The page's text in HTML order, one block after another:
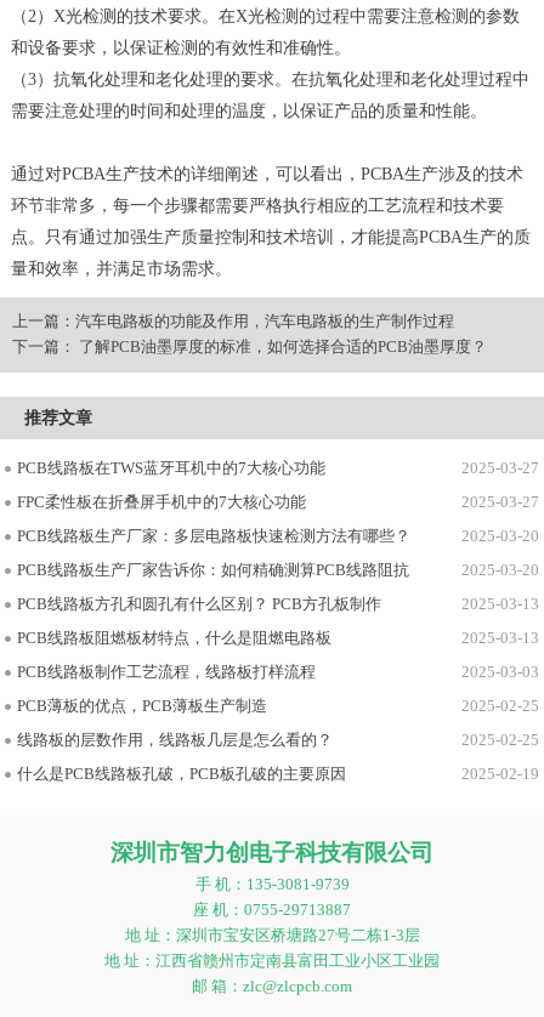
（2）X光检测的技术要求。在X光检测的过程中需要注意检测的参数
和设备要求，以保证检测的有效性和准确性。
（3）抗氧化处理和老化处理的要求。在抗氧化处理和老化处理过程中
需要注意处理的时间和处理的温度，以保证产品的质量和性能。
通过对PCBA生产技术的详细阐述，可以看出，PCBA生产涉及的技术
环节非常多，每一个步骤都需要严格执行相应的工艺流程和技术要
点。只有通过加强生产质量控制和技术培训，才能提高PCBA生产的质
量和效率，并满足市场需求。
上一篇： 汽车电路板的功能及作用，汽车电路板的生产制作过程
下一篇： 了解PCB油墨厚度的标准，如何选择合适的PCB油墨厚度？
推荐文章
2025-03-27
PCB线路板在TWS蓝牙耳机中的7大核心功能
2025-03-27
FPC柔性板在折叠屏手机中的7大核心功能
2025-03-20
PCB线路板生产厂家：多层电路板快速检测方法有哪些？
2025-03-20
PCB线路板生产厂家告诉你：如何精确测算PCB线路阻抗
2025-03-13
PCB线路板方孔和圆孔有什么区别？ PCB方孔板制作
2025-03-13
PCB线路板阻燃板材特点，什么是阻燃电路板
2025-03-03
PCB线路板制作工艺流程，线路板打样流程
2025-02-25
PCB薄板的优点，PCB薄板生产制造
2025-02-25
线路板的层数作用，线路板几层是怎么看的？
2025-02-19
什么是PCB线路板孔破，PCB板孔破的主要原因
深圳市智力创电子科技有限公司
手 机：135-3081-9739
座 机：0755-29713887
地 址：深圳市宝安区桥塘路27号二栋1-3层
地 址：江西省赣州市定南县富田工业小区工业园
邮 箱：zlc@zlcpcb.com